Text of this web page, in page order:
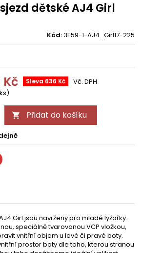
dětské AJ4 Girl
Kód:3E59-1-AJ4_Girl17-225
Kč Sleva 636 Kč Vč. DPH
 Přidat do košíku
Girl jsou navrženy pro mladé lyžařky.
speciálně tvarovanou VCP vložkou,
vnitřní objem u levé či pravé boty.
prostor boty dle toho, kterou stranou